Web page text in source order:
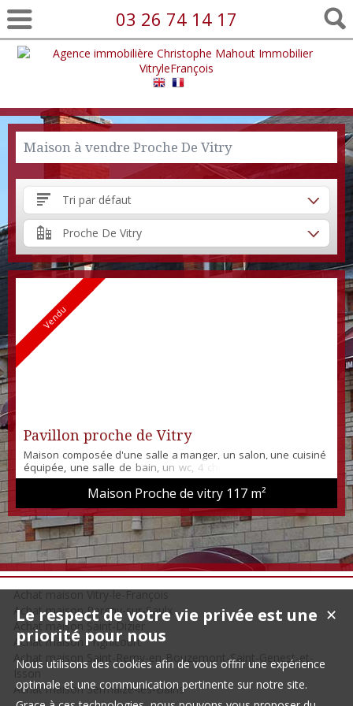
03 26 74 14 17
Maison à vendre Proche De Vitry
Tri par défaut
Proche De Vitry
Vendu
Pavillon proche de Vitry
Maison composée d'une salle a manger, un salon, une cuisiné
équipée, une salle de bain, un wc, 4 chambres,un garage, un
grenier, un atelier, un local. Le tout sur un terrain de 680m² .
Chauffage électrique + bois.
Maison Proche de vitry 117 m²
Achat maison Vitry-le-François
Achat maison Pargny-sur-Saulx
Achat maison Saint-Dizier
Achat maison Frignicourt
Achat maison Saint-Remy-en-Bouzemont-Saint-Genest-et-
Isson
Achat maison Sermaize-les-Bains
✕
Le respect de votre vie privée est une
priorité pour nous
Nous utilisons des cookies afin de vous offrir une expérience
optimale et une communication pertinente sur notre site.